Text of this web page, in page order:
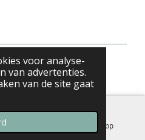
voor analyse-
van advertenties.
van de site gaat
WhatsApp